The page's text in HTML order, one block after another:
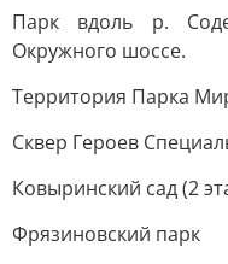
Парк вдоль р.
Окружного шоссе.
Территория Парка
Сквер Героев
Ковыринский сад (2
Фрязиновский парк